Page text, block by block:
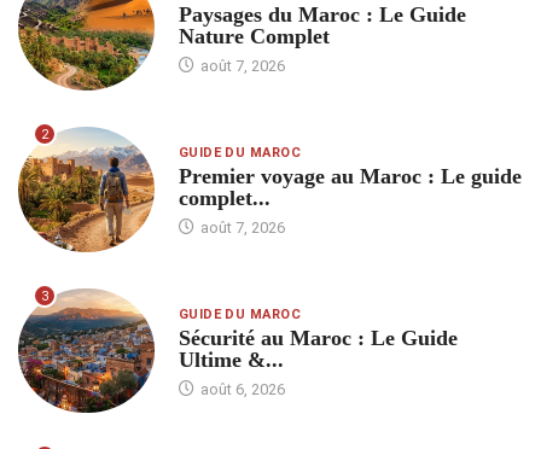
Paysages du Maroc : Le Guide
Nature Complet
août 7, 2026
2
GUIDE DU MAROC
Premier voyage au Maroc : Le guide
complet...
août 7, 2026
3
GUIDE DU MAROC
Sécurité au Maroc : Le Guide
Ultime &...
août 6, 2026